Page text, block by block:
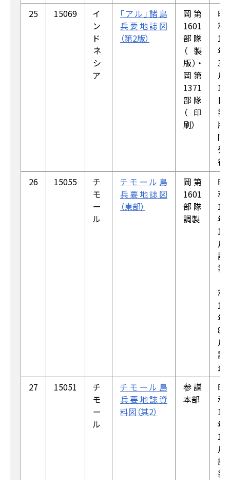
25
15069
イ
ン
ド
ネ
シ
ア
「アル」諸島
兵要地誌図
（第2版）
岡第
1601
部隊
（製
版）・
岡第
1371
部隊
（印
刷）
昭
和
18
年
3
月
15
日
製
版，
同
発
行
26
15055
チ
モ
ー
ル
チモール島
兵要地誌図
（東部）
岡第
1601
部隊
調製
昭
和
19
年
1
月
調
製
和
18
年
8
月
調
査）
27
15051
チ
モ
ー
ル
チモール島
兵要地誌資
料図（其2）
参謀
本部
昭
和
18
年
10
月
調
製